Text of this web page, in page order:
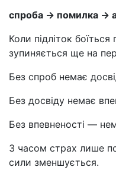
спроба → помилка →
Коли підліток
зупиняється ще на
Без спроб немає
Без досвіду немає
Без впевненості —
З часом страх лише
сили зменшується.